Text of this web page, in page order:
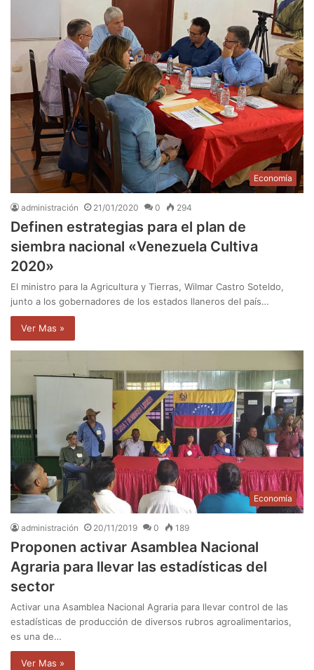
Economía
administración 21/01/2020 0 294
Definen estrategias para el plan de
siembra nacional «Venezuela Cultiva
2020»
El ministro para la Agricultura y Tierras, Wilmar Castro Soteldo,
junto a los gobernadores de los estados llaneros del país…
Ver Mas »
Economía
administración 20/11/2019 0 189
Proponen activar Asamblea Nacional
Agraria para llevar las estadísticas del
sector
Activar una Asamblea Nacional Agraria para llevar control de las
estadísticas de producción de diversos rubros agroalimentarios,
es una de…
Ver Mas »